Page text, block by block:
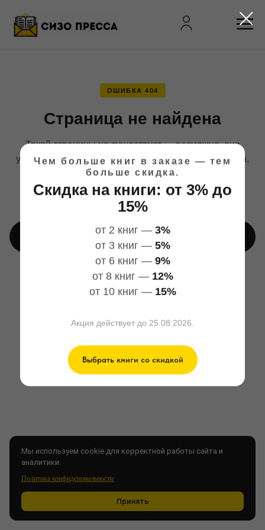
Чем больше книг в заказе — тем
больше скидка.
Скидка на книги: от 3% до
15%
от 2 книг — 3%
от 3 книг — 5%
от 6 книг — 9%
от 8 книг — 12%
от 10 книг — 15%
Акция действует до 25.08.2026.
Выбрать книги со скидкой
ОШИБКА 404
Страница не найдена
Такой страницы не существует — возможно, она
устарела, была удалена, или в адресе есть опечатка.
Но мы поможем найти то, что нужно.
Перейти на главную
Найти учреждение в справочнике →
Мы используем cookie для корректной работы сайта и
аналитики.
Политика конфиденциальности
Принять